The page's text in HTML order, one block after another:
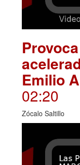
Emilio
02:20
Zócalo Saltillo